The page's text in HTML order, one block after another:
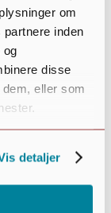
om
inden
og
disse
eller som
detaljer